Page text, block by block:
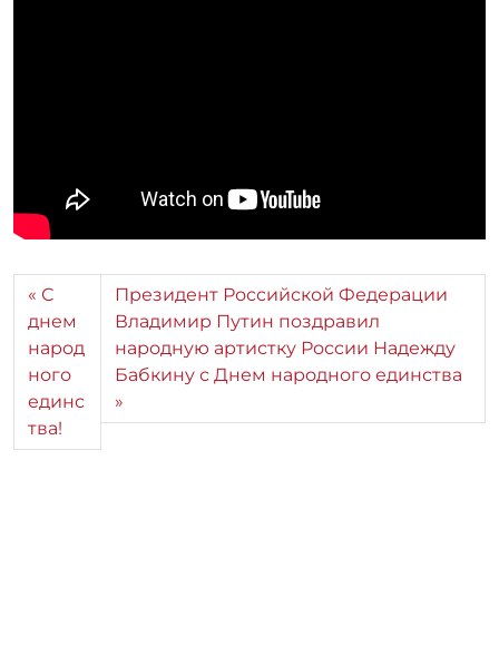
С
днем
народ
ного
единс
тва!
Президент Российской Федерации
Владимир Путин поздравил
народную артистку России Надежду
Бабкину с Днем народного единства